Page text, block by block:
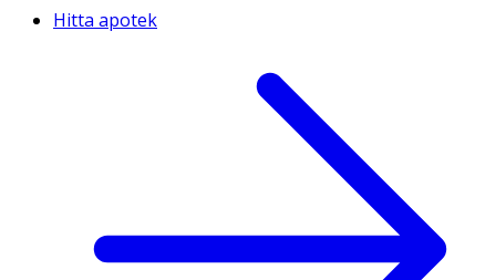
Hitta apotek